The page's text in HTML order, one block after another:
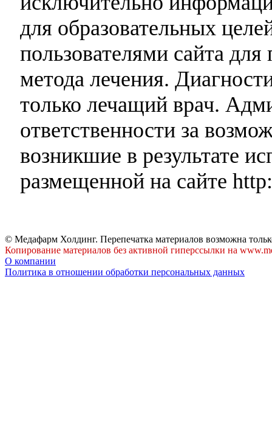
для образовательных
пользователями сайта
метода лечения.
только лечащий врач.
ответственности за
возникшие в результате
размещенной на сайте
© Медафарм Холдинг. Перепечатка материалов возможна
Копирование материалов без активной гиперссылки на
О компании
Политика в отношении обработки персональных данных